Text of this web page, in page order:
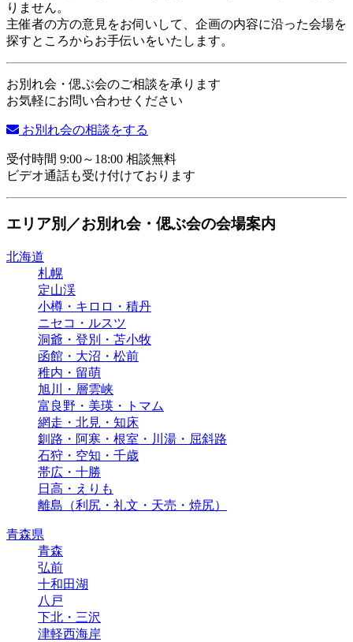
りません。
主催者の方の意見をお伺いして、企画の内容に沿った会場を
探すところからお手伝いをいたします。
お別れ会・偲ぶ会のご相談を承ります
お気軽にお問い合わせください
お別れ会の相談をする
受付時間 9:00～18:00 相談無料
ビデオ通話も受け付けております
エリア別／お別れ会・偲ぶ会の会場案内
北海道
札幌
定山渓
小樽・キロロ・積丹
ニセコ・ルスツ
洞爺・登別・苫小牧
函館・大沼・松前
稚内・留萌
旭川・層雲峡
富良野・美瑛・トマム
網走・北見・知床
釧路・阿寒・根室・川湯・屈斜路
石狩・空知・千歳
帯広・十勝
日高・えりも
離島（利尻・礼文・天売・焼尻）
青森県
青森
弘前
十和田湖
八戸
下北・三沢
津軽西海岸